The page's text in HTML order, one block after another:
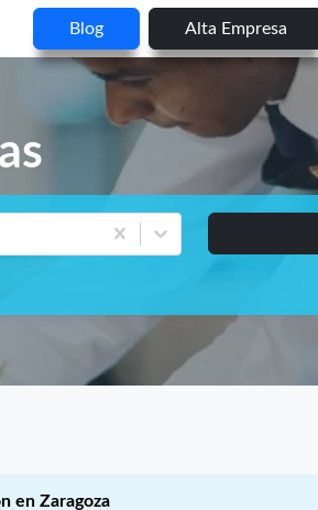
Blog Alta Empresa
en Zaragoza